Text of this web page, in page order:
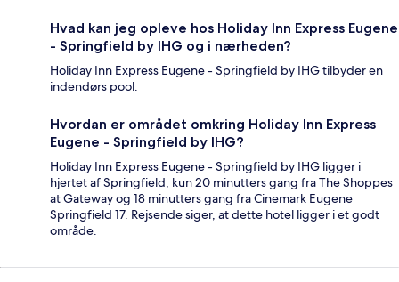
Hvad kan jeg opleve hos Holiday Inn Express Eugene
- Springfield by IHG og i nærheden?
Holiday Inn Express Eugene - Springfield by IHG tilbyder en
indendørs pool.
Hvordan er området omkring Holiday Inn Express
Eugene - Springfield by IHG?
Holiday Inn Express Eugene - Springfield by IHG ligger i
hjertet af Springfield, kun 20 minutters gang fra The Shoppes
at Gateway og 18 minutters gang fra Cinemark Eugene
Springfield 17. Rejsende siger, at dette hotel ligger i et godt
område.